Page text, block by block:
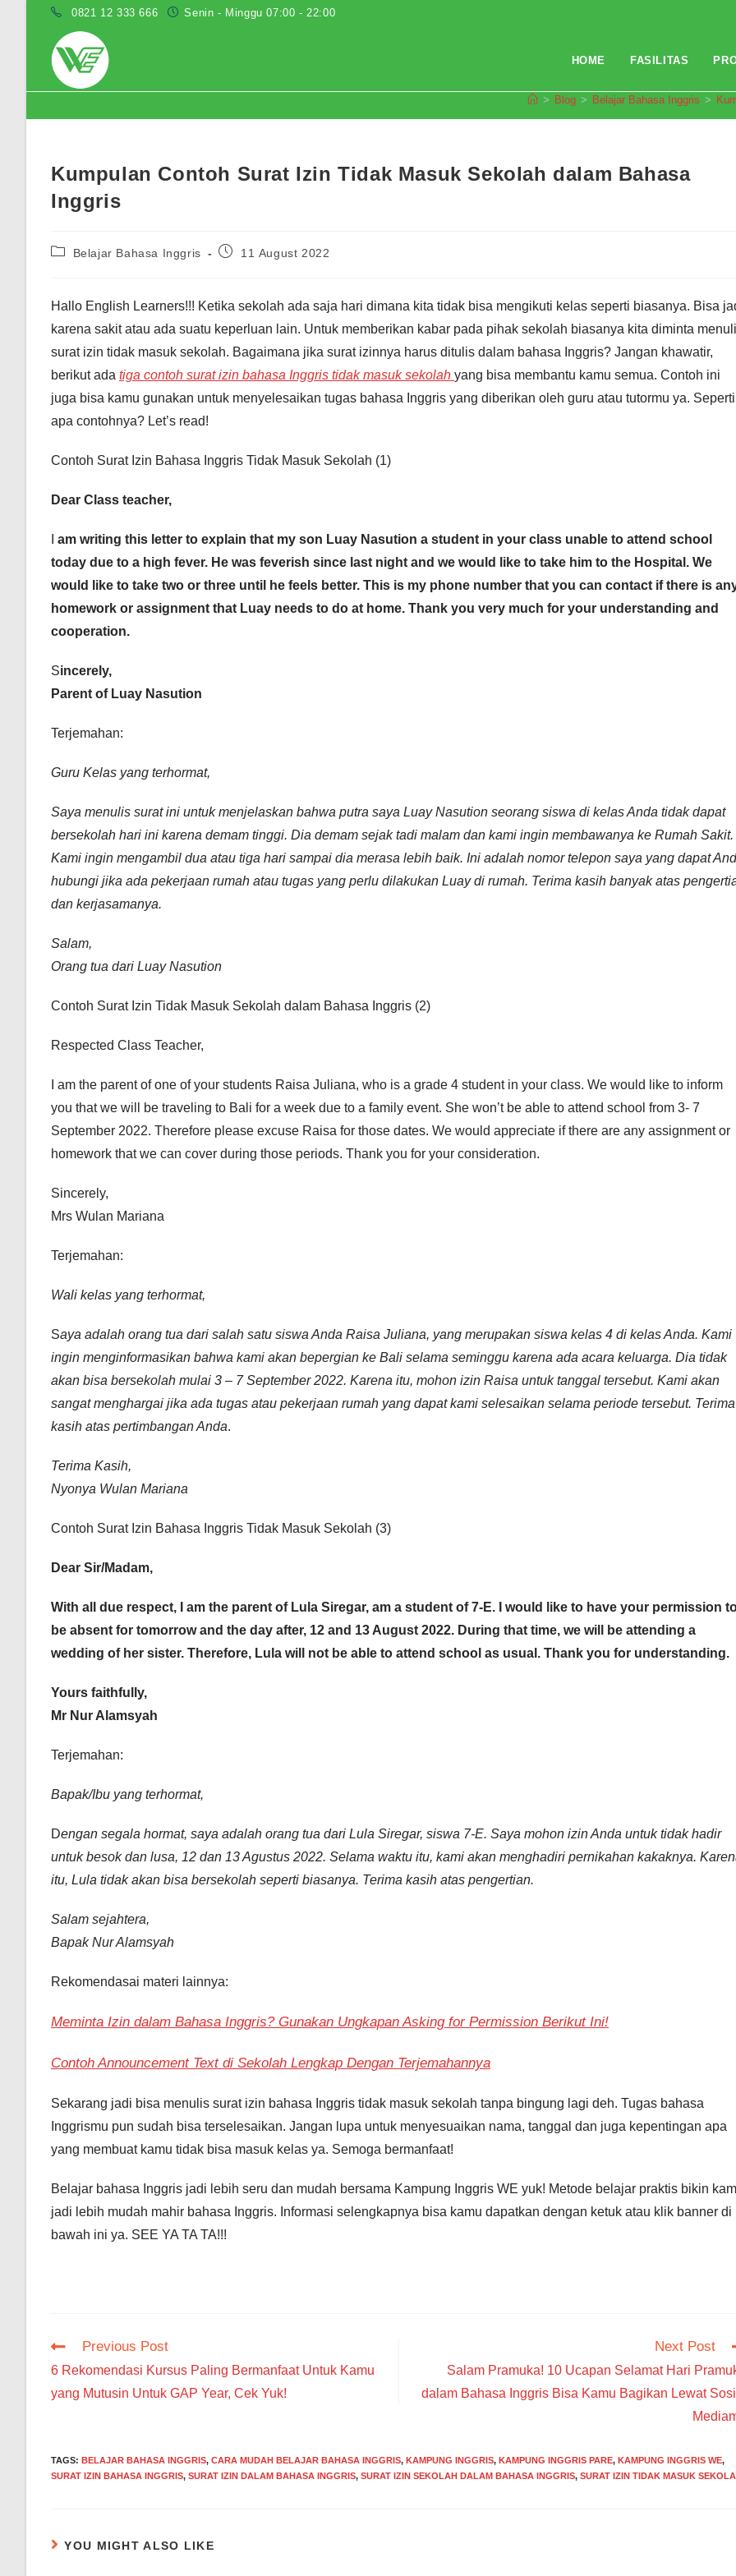
0821 12 333 666 Senin - Minggu 07:00 - 22:00
HOME FASILITAS
> Blog > Belajar Bahasa Inggris >
Kumpulan Contoh Surat Izin Tidak Masuk Sekolah dalam Bahasa
Inggris
PostBelajar Bahasa Inggris
Post11 August 2022
Hallo English Learners!!! Ketika sekolah ada saja hari dimana kita tidak bisa mengikuti kelas seperti biasanya. Bisa
karena sakit atau ada suatu keperluan lain. Untuk memberikan kabar pada pihak sekolah biasanya kita diminta
surat izin tidak masuk sekolah. Bagaimana jika surat izinnya harus ditulis dalam bahasa Inggris? Jangan khawatir,
berikut ada tiga contoh surat izin bahasa Inggris tidak masuk sekolah yang bisa membantu kamu semua. Contoh ini
juga bisa kamu gunakan untuk menyelesaikan tugas bahasa Inggris yang diberikan oleh guru atau tutormu ya. Seperti
apa contohnya? Let’s read!
Contoh Surat Izin Bahasa Inggris Tidak Masuk Sekolah (1)
Dear Class teacher,
am writing this letter to explain that my son Luay Nasution a student in your class unable to attend school
today due to a high fever. He was feverish since last night and we would like to take him to the Hospital. We
would like to take two or three until he feels better. This is my phone number that you can contact if there is
homework or assignment that Luay needs to do at home. Thank you very much for your understanding and
cooperation.
Sincerely,
Parent of Luay Nasution
Terjemahan:
Guru Kelas yang terhormat,
Saya menulis surat ini untuk menjelaskan bahwa putra saya Luay Nasution seorang siswa di kelas Anda tidak dapat
bersekolah hari ini karena demam tinggi. Dia demam sejak tadi malam dan kami ingin membawanya ke Rumah Sakit.
Kami ingin mengambil dua atau tiga hari sampai dia merasa lebih baik. Ini adalah nomor telepon saya yang dapat
hubungi jika ada pekerjaan rumah atau tugas yang perlu dilakukan Luay di rumah. Terima kasih banyak atas
dan kerjasamanya.
Salam,
Orang tua dari Luay Nasution
Contoh Surat Izin Tidak Masuk Sekolah dalam Bahasa Inggris (2)
Respected Class Teacher,
I am the parent of one of your students Raisa Juliana, who is a grade 4 student in your class. We would like to inform
you that we will be traveling to Bali for a week due to a family event. She won’t be able to attend school from 3- 7
September 2022. Therefore please excuse Raisa for those dates. We would appreciate if there are any assignment or
homework that we can cover during those periods. Thank you for your consideration.
Sincerely,
Mrs Wulan Mariana
Terjemahan:
Wali kelas yang terhormat,
Saya adalah orang tua dari salah satu siswa Anda Raisa Juliana, yang merupakan siswa kelas 4 di kelas Anda. Kami
ingin menginformasikan bahwa kami akan bepergian ke Bali selama seminggu karena ada acara keluarga. Dia tidak
akan bisa bersekolah mulai 3 – 7 September 2022. Karena itu, mohon izin Raisa untuk tanggal tersebut. Kami akan
sangat menghargai jika ada tugas atau pekerjaan rumah yang dapat kami selesaikan selama periode tersebut. Terima
kasih atas pertimbangan Anda.
Terima Kasih,
Nyonya Wulan Mariana
Contoh Surat Izin Bahasa Inggris Tidak Masuk Sekolah (3)
Dear Sir/Madam,
With all due respect, I am the parent of Lula Siregar, am a student of 7-E. I would like to have your permission
be absent for tomorrow and the day after, 12 and 13 August 2022. During that time, we will be attending a
wedding of her sister. Therefore, Lula will not be able to attend school as usual. Thank you for understanding.
Yours faithfully,
Mr Nur Alamsyah
Terjemahan:
Bapak/Ibu yang terhormat,
Dengan segala hormat, saya adalah orang tua dari Lula Siregar, siswa 7-E. Saya mohon izin Anda untuk tidak hadir
untuk besok dan lusa, 12 dan 13 Agustus 2022. Selama waktu itu, kami akan menghadiri pernikahan kakaknya.
itu, Lula tidak akan bisa bersekolah seperti biasanya. Terima kasih atas pengertian.
Salam sejahtera,
Bapak Nur Alamsyah
Rekomendasai materi lainnya:
Meminta Izin dalam Bahasa Inggris? Gunakan Ungkapan Asking for Permission Berikut Ini!
Contoh Announcement Text di Sekolah Lengkap Dengan Terjemahannya
Sekarang jadi bisa menulis surat izin bahasa Inggris tidak masuk sekolah tanpa bingung lagi deh. Tugas bahasa
Inggrismu pun sudah bisa terselesaikan. Jangan lupa untuk menyesuaikan nama, tanggal dan juga kepentingan apa
yang membuat kamu tidak bisa masuk kelas ya. Semoga bermanfaat!
Belajar bahasa Inggris jadi lebih seru dan mudah bersama Kampung Inggris WE yuk! Metode belajar praktis bikin
jadi lebih mudah mahir bahasa Inggris. Informasi selengkapnya bisa kamu dapatkan dengan ketuk atau klik banner di
bawah ini ya. SEE YA TA TA!!!
Read
articles
Previous Post
6 Rekomendasi Kursus Paling Bermanfaat Untuk Kamu
yang Mutusin Untuk GAP Year, Cek Yuk!
Next Post
Salam Pramuka! 10 Ucapan Selamat Hari
dalam Bahasa Inggris Bisa Kamu Bagikan Lewat
TAGS: BELAJAR BAHASA INGGRIS, CARA MUDAH BELAJAR BAHASA INGGRIS, KAMPUNG INGGRIS, KAMPUNG INGGRIS PARE, KAMPUNG INGGRIS WE,
SURAT IZIN BAHASA INGGRIS, SURAT IZIN DALAM BAHASA INGGRIS, SURAT IZIN SEKOLAH DALAM BAHASA INGGRIS, SURAT IZIN TIDAK MASUK
YOU MIGHT ALSO LIKE